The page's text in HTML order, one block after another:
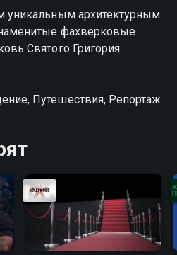
уникальным архитектурным
фахверковые
Святого Григория
Путешествия, Репортаж